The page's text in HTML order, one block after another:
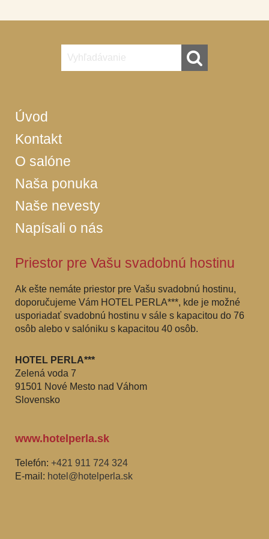
Úvod
Kontakt
O salóne
Naša ponuka
Naše nevesty
Napísali o nás
Priestor pre Vašu svadobnú hostinu
Ak ešte nemáte priestor pre Vašu svadobnú hostinu,
doporučujeme Vám HOTEL PERLA***, kde je možné
usporiadať svadobnú hostinu v sále s kapacitou do 76
osôb alebo v salóniku s kapacitou 40 osôb.
HOTEL PERLA***
Zelená voda 7
91501 Nové Mesto nad Váhom
Slovensko
www.hotelperla.sk
Telefón: +421 911 724 324
E-mail: hotel@hotelperla.sk